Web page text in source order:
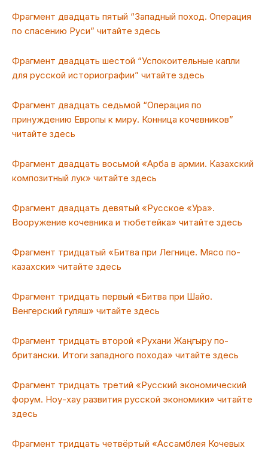
Фрагмент двадцать пятый “Западный поход. Операция
по спасению Руси” читайте здесь
Фрагмент двадцать шестой “Успокоительные капли
для русской историографии” читайте здесь
Фрагмент двадцать седьмой “Операция по
принуждению Европы к миру. Конница кочевников”
читайте здесь
Фрагмент двадцать восьмой «Арба в армии. Казахский
композитный лук» читайте здесь
Фрагмент двадцать девятый «Русское «Ура».
Вооружение кочевника и тюбетейка» читайте здесь
Фрагмент тридцатый «Битва при Легнице. Мясо по-
казахски» читайте здесь
Фрагмент тридцать первый «Битва при Шайо.
Венгерский гуляш» читайте здесь
Фрагмент тридцать второй «Рухани Жаңгыру по-
британски. Итоги западного похода» читайте здесь
Фрагмент тридцать третий «Русский экономический
форум. Ноу-хау развития русской экономики» читайте
здесь
Фрагмент тридцать четвёртый «Ассамблея Кочевых